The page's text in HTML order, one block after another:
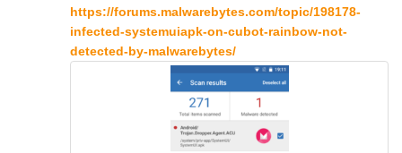
https://forums.malwarebytes.com/topic/198178-
infected-systemuiapk-on-cubot-rainbow-not-
detected-by-malwarebytes/